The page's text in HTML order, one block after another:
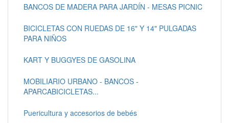
BANCOS DE MADERA PARA JARDÍN - MESAS PICNIC
BICICLETAS CON RUEDAS DE 16" Y 14" PULGADAS
PARA NIÑOS
KART Y BUGGYES DE GASOLINA
MOBILIARIO URBANO - BANCOS -
APARCABICICLETAS...
Puericultura y accesorios de bebés